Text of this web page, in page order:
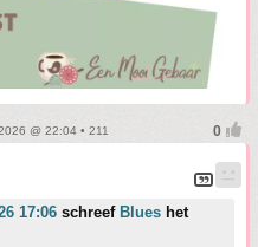
@ 22:04 • 211
17:06 schreef Blues het